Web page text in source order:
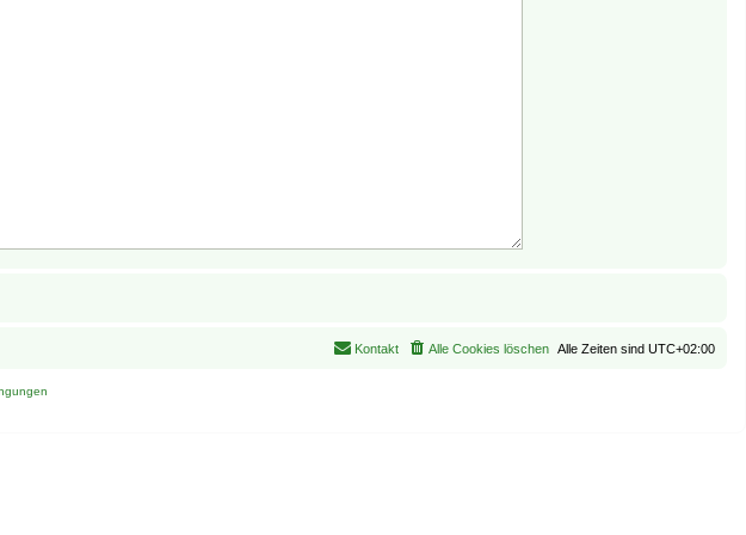
Alle Zeiten sind UTC+02:00
Alle Cookies löschen
Kontakt